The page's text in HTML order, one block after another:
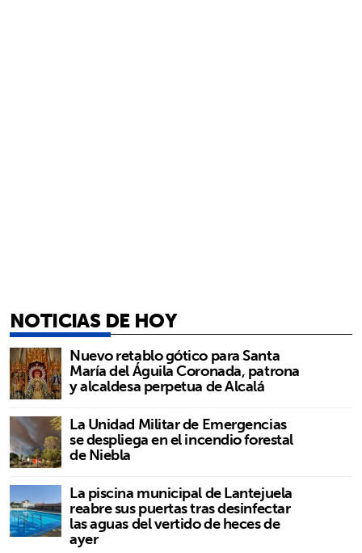
NOTICIAS DE HOY
Nuevo retablo gótico para Santa
María del Águila Coronada, patrona
y alcaldesa perpetua de Alcalá
La Unidad Militar de Emergencias
se despliega en el incendio forestal
de Niebla
La piscina municipal de Lantejuela
reabre sus puertas tras desinfectar
las aguas del vertido de heces de
ayer